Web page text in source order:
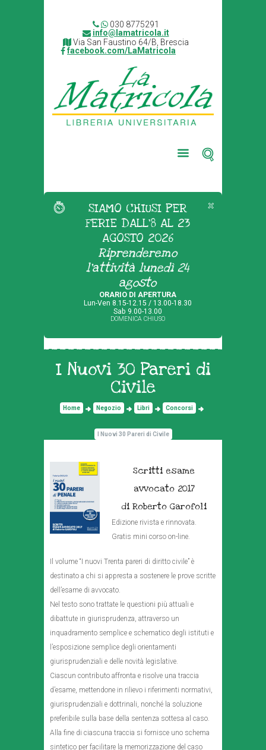
030 8775291
info@lamatricola.it
Via San Faustino 64/B, Brescia
facebook.com/LaMatricola
SIAMO CHIUSI PER
FERIE DALL'8 AL 23
AGOSTO 2026
Riprenderemo
l'attività lunedì 24
agosto
ORARIO DI APERTURA
Lun-Ven 8.15-12.15 / 13.00-18.30
Sab 9.00-13.00
DOMENICA CHIUSO
I Nuovi 30 Pareri di
Civile
Home Negozio Libri Concorsi
I Nuovi 30 Pareri di Civile
Scritti esame
avvocato 2017
di Roberto Garofoli
Edizione rivista e rinnovata.
Gratis mini corso on-line.
Il volume “I nuovi Trenta pareri di diritto civile” è
destinato a chi si appresta a sostenere le prove scritte
dell’esame di avvocato.
Nel testo sono trattate le questioni più attuali e
dibattute in giurisprudenza, attraverso un
inquadramento semplice e schematico degli istituti e
l’esposizione semplice degli orientamenti
giurisprudenziali e delle novità legislative.
Ciascun contributo affronta e risolve una traccia
d’esame, mettendone in rilievo i riferimenti normativi,
giurisprudenziali e dottrinali, nonché la soluzione
preferibile sulla base della sentenza sottesa al caso.
Alla fine di ciascuna traccia si fornisce uno schema
sintetico per facilitare la memorizzazione del caso